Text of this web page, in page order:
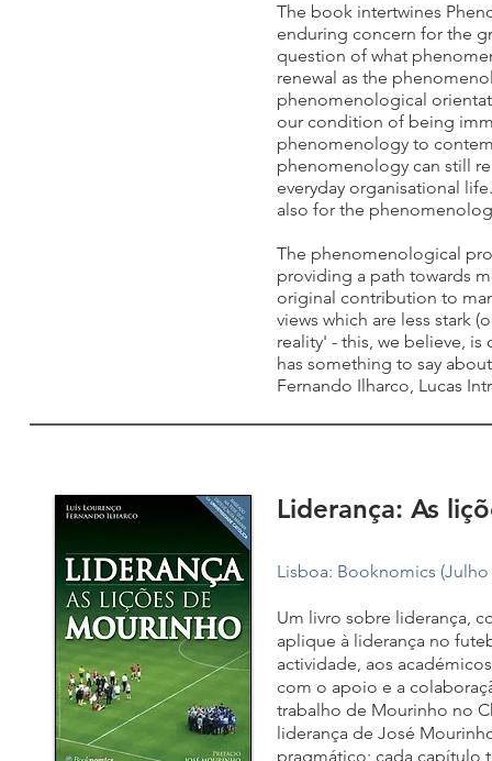
The book intertwines
enduring concern for the
question of what
renewal as the
phenomenological
our condition of being
phenomenology to
phenomenology can still
everyday organisational
also for the
The phenomenological
providing a path towards
original contribution to
views which are less stark
reality' - this, we believe,
has something to say
Fernando Ilharco, Lucas
Liderança: As
Lisboa: Booknomics (Julho
Um livro sobre liderança,
aplique à liderança no
actividade, aos
com o apoio e a
trabalho de Mourinho no
liderança de José
pragmático; cada capítulo